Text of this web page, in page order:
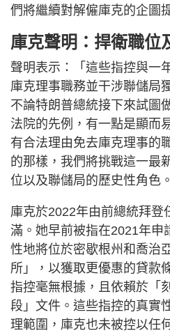
們將繼續對解僱庫克的企圖
庫克聲明：捍衛職位
聲明表示：「這些指控與一
庫克理事職務並干涉聯儲局
不論特朗普總統接下來試圖
法院的先例，有一點是顯
有合法理由免去庫克理事的
的那樣，我們將挑戰這一最
位以及聯儲局的歷史性角色。
庫克於2022年由前總統拜登
滿。她早前被指在2021年申
性地將位於密歇根州和喬治
所」，以獲取更優惠的貸款
指控毫無根據，且依賴於「
段」文件。這些指控的真實
理範圍，庫克也未被控以任